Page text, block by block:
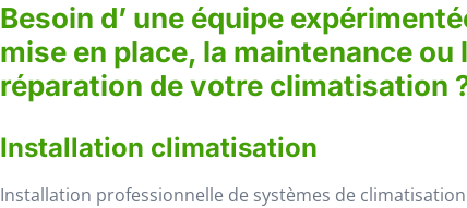
Besoin d’ une équipe
mise en place, la maintenance ou
réparation de votre climatisation
Installation climatisation
Installation professionnelle de systèmes de